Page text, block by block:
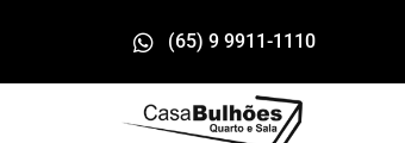
(65) 9 9911-1110